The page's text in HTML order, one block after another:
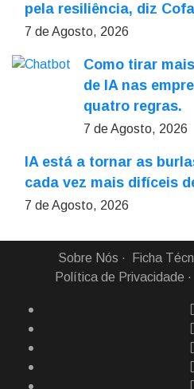
pela resiliência, diz
7 de Agosto, 2026
Como tirar
de IA nas
quatro regras.
7 de Agosto, 2026
IA está a tornar as
cada vez mais difíceis
7 de Agosto, 2026
Sobre Nós Ficha
Política de Privacidade